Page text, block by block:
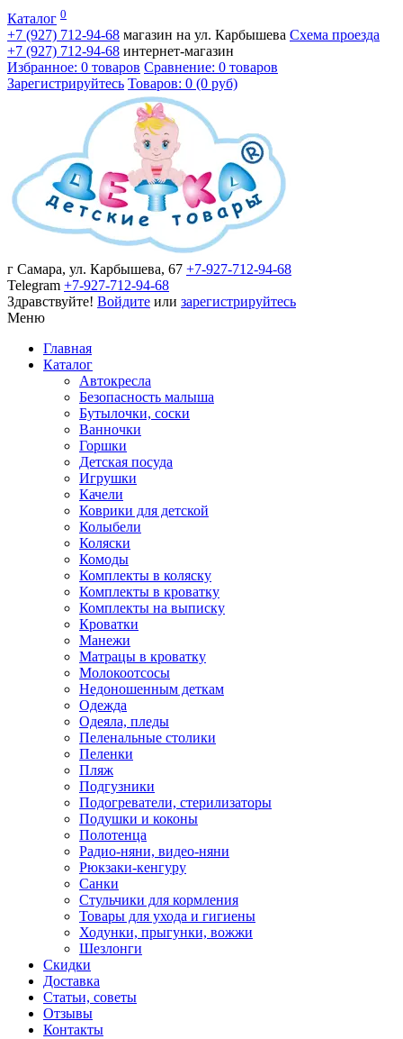
Каталог 0
+7 (927) 712-94-68 магазин на ул. Карбышева Схема проезда
+7 (927) 712-94-68 интернет-магазин
Избранное: 0 товаров Сравнение: 0 товаров
Зарегистрируйтесь Товаров: 0 (0 руб)
г Самара, ул. Карбышева, 67 +7-927-712-94-68
Telegram +7-927-712-94-68
Здравствуйте! Войдите или зарегистрируйтесь
Меню
Главная
Каталог
Автокресла
Безопасность малыша
Бутылочки, соски
Ванночки
Горшки
Детская посуда
Игрушки
Качели
Коврики для детской
Колыбели
Коляски
Комоды
Комплекты в коляску
Комплекты в кроватку
Комплекты на выписку
Кроватки
Манежи
Матрацы в кроватку
Молокоотсосы
Недоношенным деткам
Одежда
Одеяла, пледы
Пеленальные столики
Пеленки
Пляж
Подгузники
Подогреватели, стерилизаторы
Подушки и коконы
Полотенца
Радио-няни, видео-няни
Рюкзаки-кенгуру
Санки
Стульчики для кормления
Товары для ухода и гигиены
Ходунки, прыгунки, вожжи
Шезлонги
Скидки
Доставка
Статьи, советы
Отзывы
Контакты